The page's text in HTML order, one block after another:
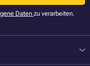
Datenzu verarbeiten.